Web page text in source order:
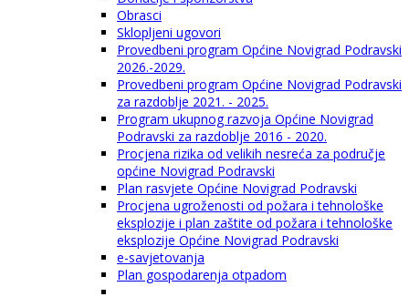
Obrasci
Sklopljeni ugovori
Provedbeni program Općine Novigrad Podravski
2026.-2029.
Provedbeni program Općine Novigrad Podravski
za razdoblje 2021. - 2025.
Program ukupnog razvoja Općine Novigrad
Podravski za razdoblje 2016 - 2020.
Procjena rizika od velikih nesreća za područje
općine Novigrad Podravski
Plan rasvjete Općine Novigrad Podravski
Procjena ugroženosti od požara i tehnološke
eksplozije i plan zaštite od požara i tehnološke
eksplozije Općine Novigrad Podravski
e-savjetovanja
Plan gospodarenja otpadom